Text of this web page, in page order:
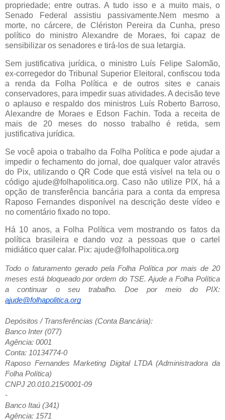
propriedade; entre outras. A tudo isso e a muito mais, o
Senado Federal assistiu passivamente.Nem mesmo a
morte, no cárcere, de Clériston Pereira da Cunha, preso
político do ministro Alexandre de Moraes, foi capaz de
sensibilizar os senadores e tirá-los de sua letargia.
Sem justificativa jurídica, o ministro Luís Felipe Salomão,
ex-corregedor do Tribunal Superior Eleitoral, confiscou toda
a renda da Folha Política e de outros sites e canais
conservadores, para impedir suas atividades. A decisão teve
o aplauso e respaldo dos ministros Luís Roberto Barroso,
Alexandre de Moraes e Edson Fachin. Toda a receita de
mais de 20 meses do nosso trabalho é retida, sem
justificativa jurídica.
Se você apoia o trabalho da Folha Política e pode ajudar a
impedir o fechamento do jornal, doe qualquer valor através
do Pix, utilizando o QR Code que está visível na tela ou o
código ajude@folhapolitica.org. Caso não utilize PIX, há a
opção de transferência bancária para a conta da empresa
Raposo Fernandes disponível na descrição deste vídeo e
no comentário fixado no topo.
Há 10 anos, a Folha Política vem mostrando os fatos da
política brasileira e dando voz a pessoas que o cartel
midiático quer calar. Pix: ajude@folhapolitica.org
Todo o faturamento gerado pela Folha Política por mais de 20
meses está bloqueado por ordem do TSE. Ajude a Folha Política
a continuar o seu trabalho. Doe por meio do PIX:
ajude@folhapolitica.org
Depósitos / Transferências (Conta Bancária):
Banco Inter (077)
Agência: 0001
Conta: 10134774-0
Raposo Fernandes Marketing Digital LTDA (Administradora da
Folha Política)
CNPJ 20.010.215/0001-09
-
Banco Itaú (341)
Agência: 1571